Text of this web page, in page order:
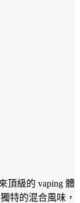
頂級的 vaping 體
特的混合風味，